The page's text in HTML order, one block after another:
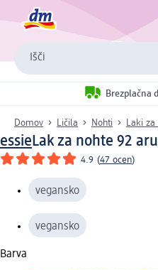
Išči
Brezplačna
Domov Ličila Nohti Laki
essieLak za nohte 92
4.9 (47 ocen)
vegansko
vegansko
Barva